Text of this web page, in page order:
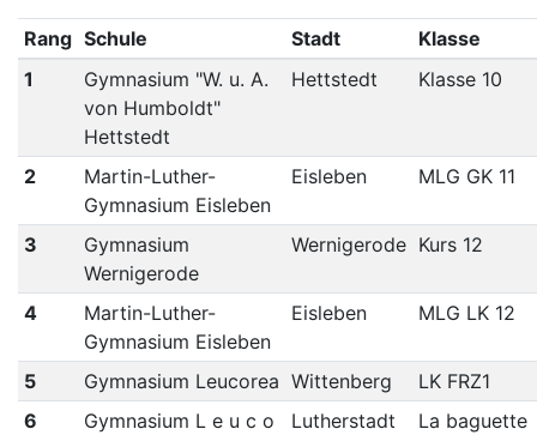
Rang Schule Stadt
Klasse
1
Gymnasium "W. u. A.
von Humboldt"
Hettstedt
Hettstedt Klasse 10
2
Martin-Luther-
Gymnasium Eisleben
Eisleben MLG GK 11
3
Gymnasium
Wernigerode
Wernigerode Kurs 12
4
Martin-Luther-
Gymnasium Eisleben
Eisleben MLG LK 12
5 Gymnasium Leucorea Wittenberg
LK FRZ1
6
Gymnasium L e u c o
Lutherstadt
La baguette